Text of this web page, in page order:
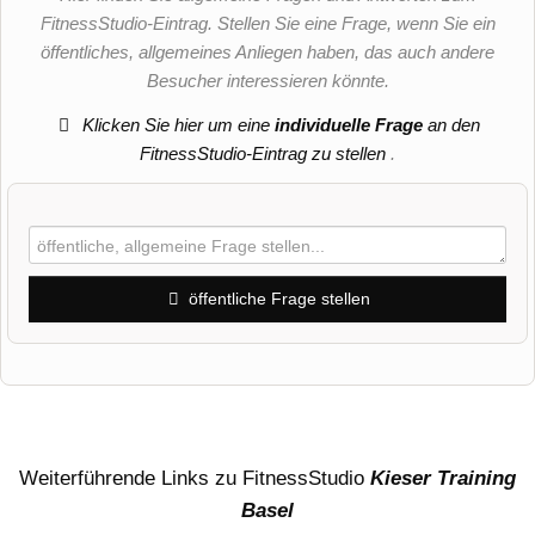
FitnessStudio-Eintrag. Stellen Sie eine Frage, wenn Sie ein
öffentliches, allgemeines Anliegen haben, das auch andere
Besucher interessieren könnte.
Klicken Sie hier um eineindividuelle Frage an den
FitnessStudio-Eintrag zu stellen .
öffentliche Frage stellen
Weiterführende Links zu FitnessStudio Kieser Training
Basel